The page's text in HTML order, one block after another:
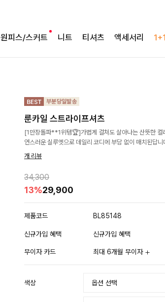
원피스/스커트 니트 티셔츠 액세서리
룬카일 스트라이프셔츠
[1만장돌파**1위템🏆]가볍게 걸쳐도 살아나는 산뜻한
연스러운 실루엣으로 데일리 코디에 부담 없이 매치된답니
개 리뷰
34,300
13%29,900
제품코드 BL85148
신규가입 혜택 신규가입 혜택
무이자 카드 최대 6개월 무이자
색상